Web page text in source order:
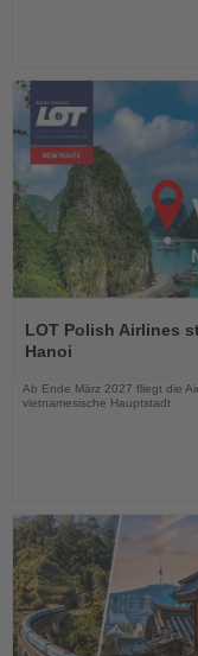
Sie
die
LOT Polish Airlines
Hanoi
Ab Ende März 2027 fliegt die
vietnamesische Hauptstadt